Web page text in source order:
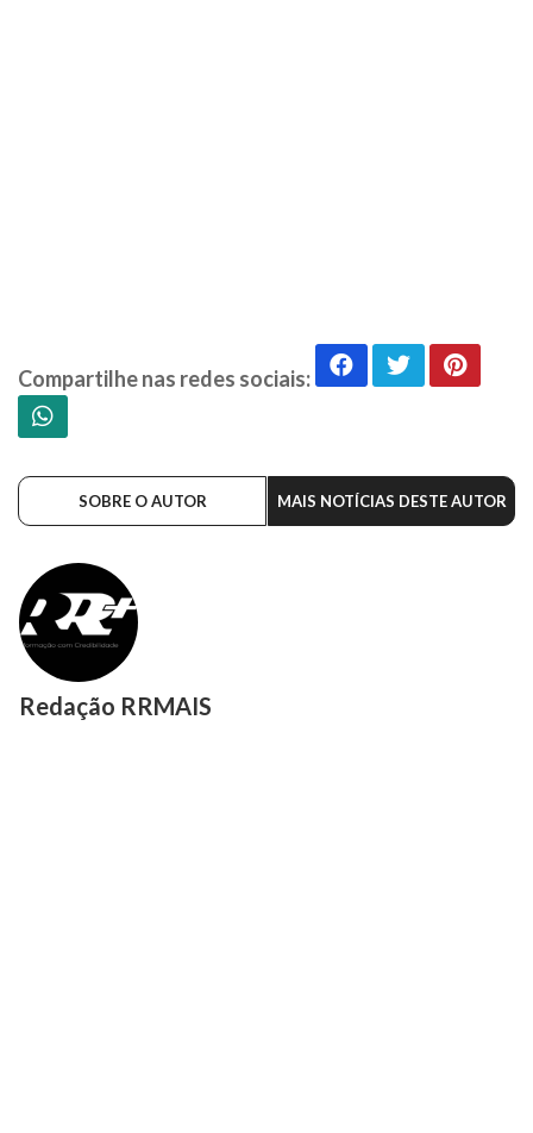
Compartilhe nas redes sociais:
SOBRE O AUTOR MAIS NOTÍCIAS DESTE AUTOR
Redação RRMAIS